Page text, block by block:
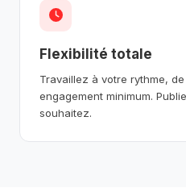
Flexibilité totale
Travaillez à votre rythme,
engagement minimum.
souhaitez.